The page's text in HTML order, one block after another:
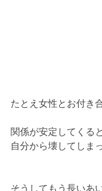
たとえ女性とお付き
関係が安定してくると
自分から壊してしま
そうしてもう長いあ